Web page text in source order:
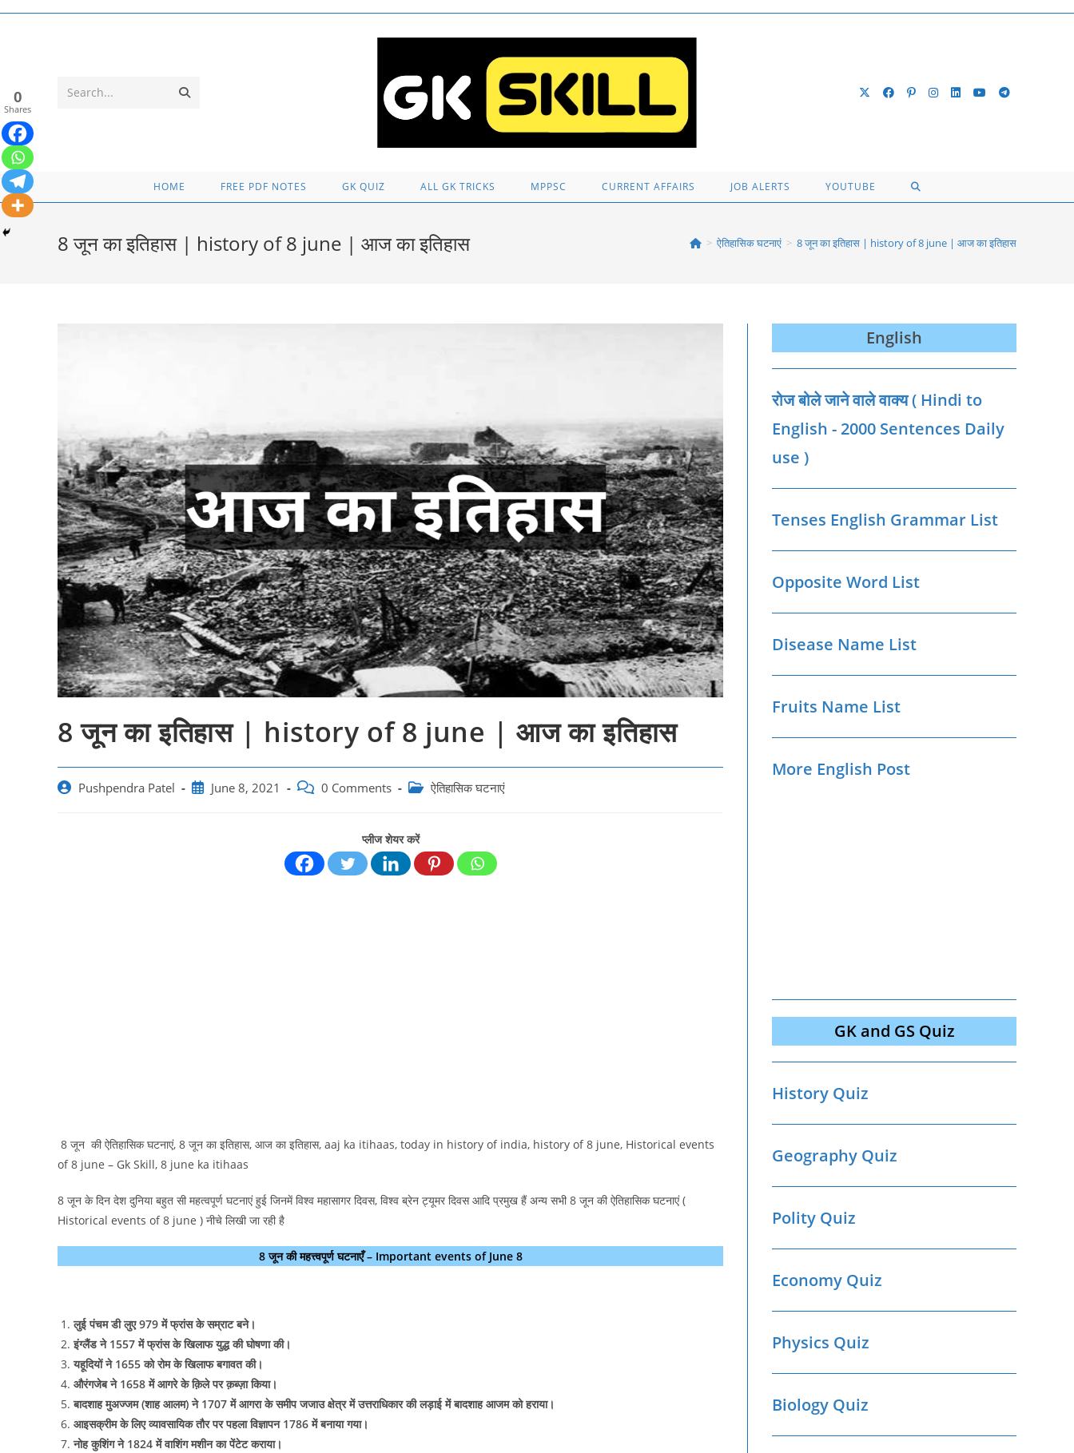
Skip
Search...
HOME FREE PDF NOTES GK QUIZ ALL GK TRICKS MPPSC CURRENT AFFAIRS JOB ALERTS YOUTUBE
TOGGLE
SEARCH
8 जून का इतिहास | history of 8 june | आज का इतिहास > ऐतिहासिक घटनाएं > 8 जून का इतिहास | history of 8 june | आज का इतिहास
8 जून का इतिहास | history of 8 june | आज का इतिहास
Post Pushpendra Patel
PostJune 8, 2021
Post 0 Comments
Post ऐतिहासिक घटनाएं
प्लीज शेयर करें
8 जून की ऐतिहासिक घटनाएं, 8 जून का इतिहास, आज का इतिहास, aaj ka itihaas, today in history of india, history of 8 june, Historical events
of 8 june – Gk Skill, 8 june ka itihaas
8 जून के दिन देश दुनिया बहुत सी महत्वपूर्ण घटनाएं हुई जिनमें विश्व महासागर दिवस, विश्व ब्रेन ट्यूमर दिवस आदि प्रमुख हैं अन्य सभी 8 जून की ऐतिहासिक घटनाएं (
Historical events of 8 june ) नीचे लिखी जा रही है
8 जून की महत्त्वपूर्ण घटनाएँ – Important events of June 8
लुई पंचम डी लुए 979 में फ्रांस के सम्राट बने।
इंग्लैंड ने 1557 में फ्रांस के खिलाफ युद्ध की घोषणा की।
यहूदियों ने 1655 को रोम के खिलाफ बगावत की।
औरंगजेब ने 1658 में आगरे के क़िले पर क़ब्ज़ा किया।
बादशाह मुअज्जम (शाह आलम) ने 1707 में आगरा के समीप जजाउ क्षेत्र में उत्तराधिकार की लड़ाई में बादशाह आजम को हराया।
आइसक्रीम के लिए व्यावसायिक तौर पर पहला विज्ञापन 1786 में बनाया गया।
नोह कुशिंग ने 1824 में वाशिंग मशीन का पेंटेट कराया।
0
Shares
English
रोज बोले जाने वाले वाक्‍य ( Hindi to
English - 2000 Sentences Daily
use )
Tenses English Grammar List
Opposite Word List
Disease Name List
Fruits Name List
More English Post
GK and GS Quiz
History Quiz
Geography Quiz
Polity Quiz
Economy Quiz
Physics Quiz
Biology Quiz